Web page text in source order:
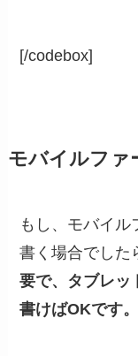
[/codebox]
モバイルファ
もし、モバイル
書く場合でした
要で、タブレッ
書けばOKです。